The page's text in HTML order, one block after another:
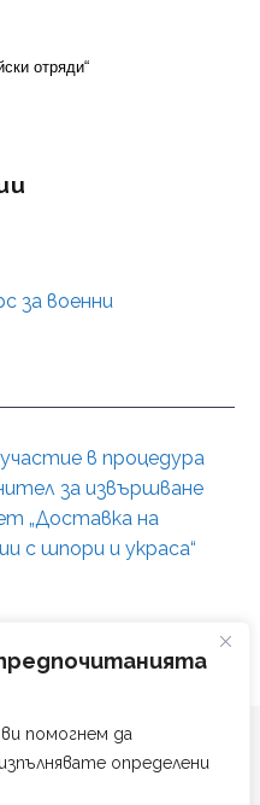
помогнем да
определени
отряди“
за военни
в процедура
за извършване
„Доставка на
с шпори и украса“